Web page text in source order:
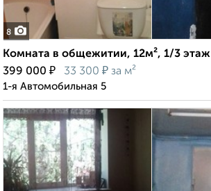
8
Комната в общежитии, 12м², 1/3 этаж
399 000 ₽ 33 300 ₽ за м²
1-я Автомобильная 5